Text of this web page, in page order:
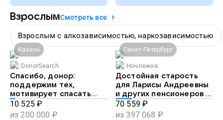
ВзрослымСмотреть все
Взрослым с алкозависимостью, наркозависимостью
Казань
DonorSearch
Спасибо, донор:
поддержим тех,
мотивирует спасать
жизни
10 525 ₽
из200 000 ₽
Санкт-Петербург
Ночлежка
Достойная старость
для Ларисы Андреевны
и других пенсионеров в
беде
70 559 ₽
из 397 068 ₽